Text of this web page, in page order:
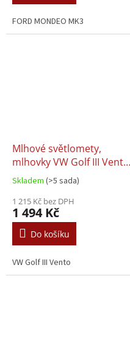
FORD MONDEO MK3
Mlhové světlomety,
mlhovky VW Golf III Vento
L+P / sada
Skladem (>5 sada)
1 215 Kč bez DPH
1 494 Kč
Do košíku
VW Golf III Vento